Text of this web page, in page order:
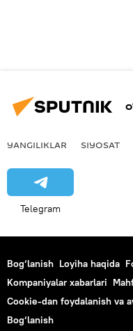
YANGILIKLAR SIYOSAT
Telegram
Bog‘lanish Loyiha haqida
Kompaniyalar xabarlari
Cookie-dan foydalanish va
Bog‘lanish